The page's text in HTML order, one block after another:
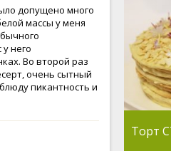
допущено много
массы у меня
него
Во второй раз
очень сытный
пикантность и
Торт